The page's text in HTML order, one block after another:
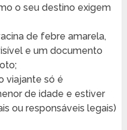
o seu destino exigem
de febre amarela,
e um documento
viajante só é
de idade e estiver
ou responsáveis legais)